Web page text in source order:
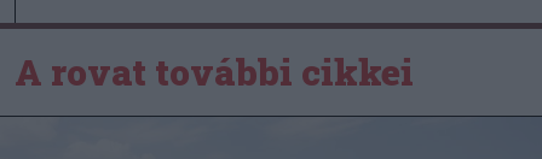
A rovat további cikkei